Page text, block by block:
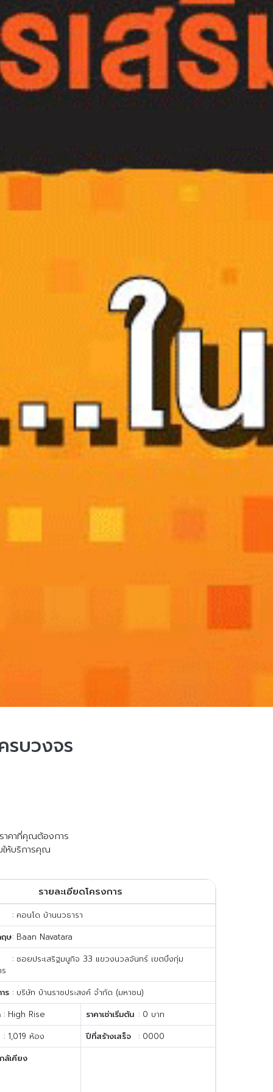
บวงจร
าคาที่คุณต้องการ
ห้บริการคุณ
รายละเอียดโครงการ
: คอนโด บ้านนวธารา
ษ: Baan Navatara
: ซอยประเสริฐมนูกิจ 33 แขวงนวลจันทร์ เขตบึงกุ่ม
ร : บริษัท บ้านราชประสงค์ จำกัด (มหาชน)
: High Rise ราคาเช่าเริ่มต้น : 0 บาท
: 1,019 ห้อง
ปีที่สร้างเสร็จ
: 0000
ล้เคียง